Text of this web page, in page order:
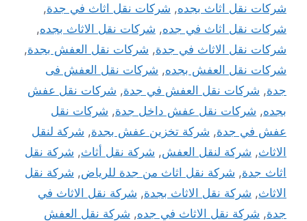
شركات نقل اثاث بجده, شركات نقل اثاث في جدة,
شركات نقل اثاث في جده, شركات نقل الاثاث بجده,
شركات نقل الاثاث في جدة, شركات نقل العفش بجدة,
شركات نقل العفش بجده, شركات نقل العفش فى
جدة, شركات نقل العفش في جدة, شركات نقل عفش
بجده, شركات نقل عفش داخل جدة, شركات نقل
عفش في جدة, شركة تخزين عفش بجدة, شركة لنقل
الاثاث, شركة لنقل العفش, شركة نقل أثاث, شركة نقل
اثاث جدة, شركة نقل اثاث من جدة للرياض, شركة نقل
الاثاث, شركة نقل الاثاث بجدة, شركة نقل الاثاث في
جدة, شركة نقل الاثاث في جده, شركة نقل العفش